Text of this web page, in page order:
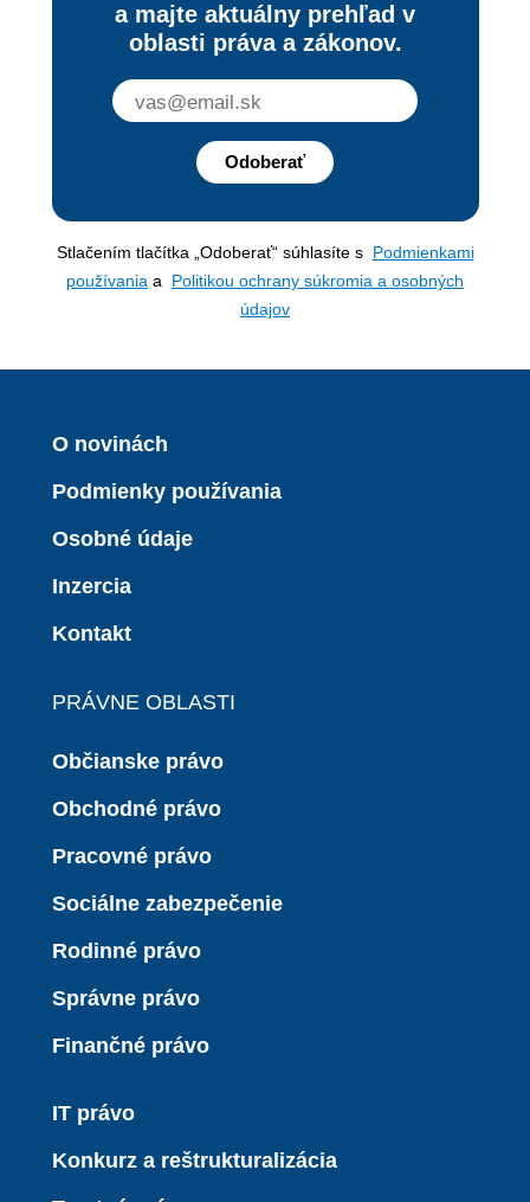
a majte aktuálny prehľad v
oblasti práva a zákonov.
Odoberať
Stlačením tlačítka „Odoberať“ súhlasíte s Podmienkami
používania a Politikou ochrany súkromia a osobných
údajov
O novinách
Podmienky používania
Osobné údaje
Inzercia
Kontakt
PRÁVNE OBLASTI
Občianske právo
Obchodné právo
Pracovné právo
Sociálne zabezpečenie
Rodinné právo
Správne právo
Finančné právo
IT právo
Konkurz a reštrukturalizácia